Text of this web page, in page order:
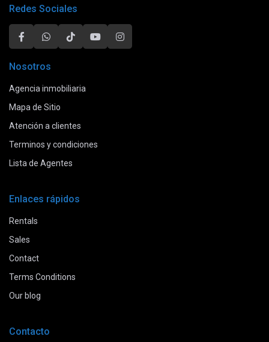
Redes Sociales
Nosotros
Agencia inmobiliaria
Mapa de Sitio
Atención a clientes
Terminos y condiciones
Lista de Agentes
Enlaces rápidos
Rentals
Sales
Contact
Terms Conditions
Our blog
Contacto